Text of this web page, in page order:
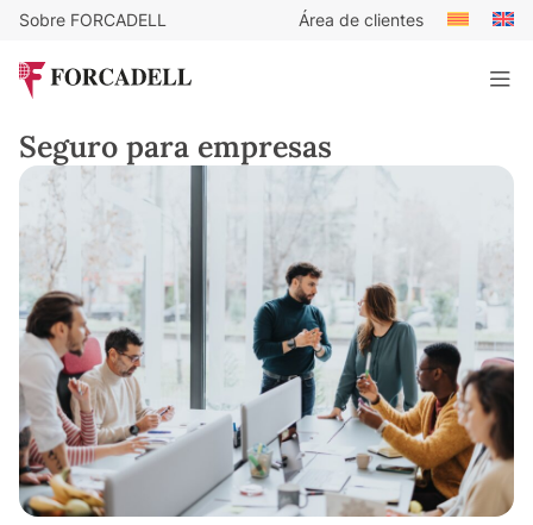
Sobre FORCADELL Área de clientes
Seguro para empresas